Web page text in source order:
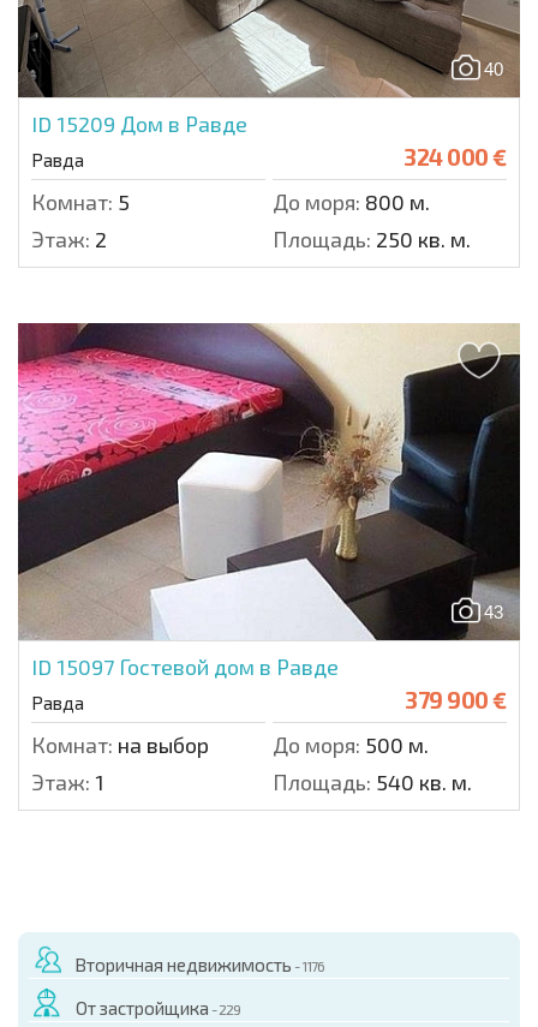
40
ID 15209 Дом в Равде
Равда 324 000 €
Комнат: 5 До моря: 800 м.
Этаж: 2 Площадь: 250 кв. м.
43
ID 15097 Гостевой дом в Равде
Равда 379 900 €
Комнат: на выбор До моря: 500 м.
Этаж: 1 Площадь: 540 кв. м.
Вторичная недвижимость - 1176
От застройщика - 229